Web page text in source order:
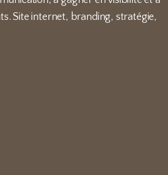
Site internet, branding, stratégie,